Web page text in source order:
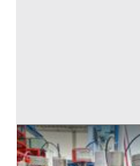
Impianto